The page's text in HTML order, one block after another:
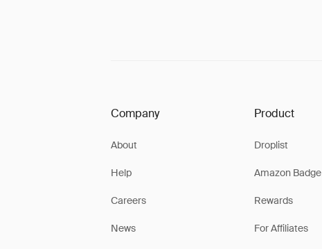
Company
About
Help
Careers
News
Product
Droplist
Amazon Badge
Rewards
For Affiliates